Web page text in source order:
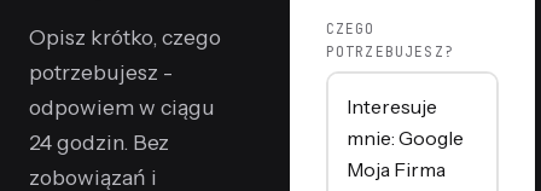
Opisz krótko, czego
potrzebujesz -
odpowiem w ciągu
24 godzin. Bez
zobowiązań i
CZEGO
POTRZEBUJESZ?